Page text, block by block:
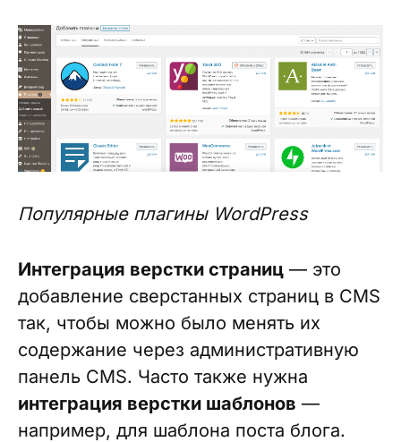
Популярные плагины WordPress
Интеграция верстки страниц — это
добавление сверстанных страниц в CMS
так, чтобы можно было менять их
содержание через административную
панель CMS. Часто также нужна
интеграция верстки шаблонов —
например, для шаблона поста блога.